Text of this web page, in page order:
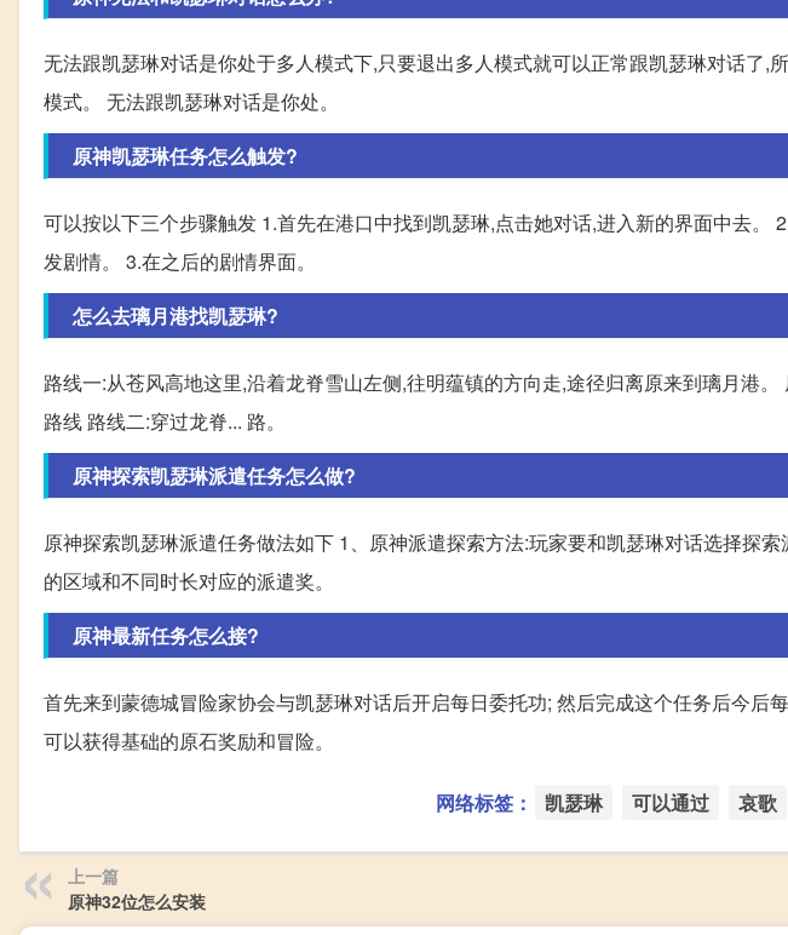
无法跟凯瑟琳对话是你处于多人模式下,只要退出多人模式就可以正常跟凯瑟琳对话了,
模式。 无法跟凯瑟琳对话是你处。
原神凯瑟琳任务怎么触发?
可以按以下三个步骤触发 1.首先在港口中找到凯瑟琳,点击她对话,进入新的界面中去。
发剧情。 3.在之后的剧情界面。
怎么去璃月港找凯瑟琳?
路线一:从苍风高地这里,沿着龙脊雪山左侧,往明蕴镇的方向走,途径归离原来到璃月港
路线 路线二:穿过龙脊... 路。
原神探索凯瑟琳派遣任务怎么做?
原神探索凯瑟琳派遣任务做法如下 1、原神派遣探索方法:玩家要和凯瑟琳对话选择探
的区域和不同时长对应的派遣奖。
原神最新任务怎么接?
首先来到蒙德城冒险家协会与凯瑟琳对话后开启每日委托功; 然后完成这个任务后今后
可以获得基础的原石奖励和冒险。
网络标签： 凯瑟琳 可以通过 哀歌
上一篇
原神32位怎么安装